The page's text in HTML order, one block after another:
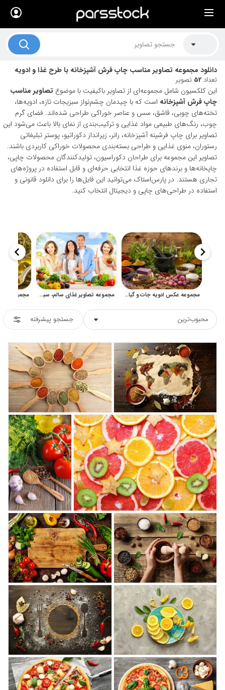
دانلود مجموعه تصاویر مناسب چاپ فرش آشپزخانه با طرح غذا و ادویه
تعداد 52 تصویر
این کلکسیون شامل مجموعه‌ای از تصاویر باکیفیت با موضوع تصاویر مناسب
چاپ فرش آشپزخانه است که با چیدمان چشم‌نواز سبزیجات تازه، ادویه‌ها،
تخته‌های چوبی، قاشق، سس و عناصر خوراکی طراحی شده‌اند. فضای گرم
چوب، رنگ‌های طبیعی مواد غذایی و ترکیب‌بندی از نمای بالا باعث می‌شود این
تصاویر برای چاپ فرشینه آشپزخانه، رانر، زیرانداز دکوراتیو، پوستر تبلیغاتی
رستوران، منوی غذایی و طراحی بسته‌بندی محصولات خوراکی کاربردی باشند.
تصاویر این مجموعه برای طراحان دکوراسیون، تولیدکنندگان محصولات چاپی،
چاپخانه‌ها و برندهای حوزه غذا انتخابی حرفه‌ای و قابل استفاده در پروژه‌های
تجاری هستند. در پارس‌استاک می‌توانید این فایل‌ها را برای دانلود قانونی و
استفاده در طراحی‌های چاپی و دیجیتال انتخاب کنید.
مجموعه عکس ادویه جات و گیاهان معطر با کیفیت برای طراحی مجموعه تصاویر غذای سالم، سبزیجات تازه و سبک زندگی در آشپزخانه
محبوب‌ترین جستجو پیشرفته
× لیست قیمت ها
موضوعات تصاویر
دکوراسیون و فضاها
هنرمندان ایرانی
کسب درآمد از فروش تصاویر
021 28428845
تماس با ما
بلاگ پارس استاک